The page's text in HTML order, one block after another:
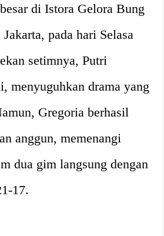
di Istora Gelora Bung
pada hari Selasa
setimnya, Putri
menyuguhkan drama yang
Gregoria berhasil
anggun, memenangi
dua gim langsung dengan
17.